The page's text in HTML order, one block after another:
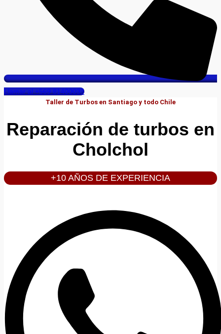
Llamar al +569 81400033
Taller de Turbos en Santiago y todo Chile
Reparación de turbos en
Cholchol
+10 AÑOS DE EXPERIENCIA